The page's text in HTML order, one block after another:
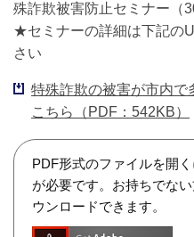
殊詐欺被害防止セミナー（
★セミナーの詳細は下記の
さい
特殊詐欺の被害が市内で
こちら（PDF：542KB）
PDF形式のファイルを開
が必要です。お持ちでな
ウンロードできます。